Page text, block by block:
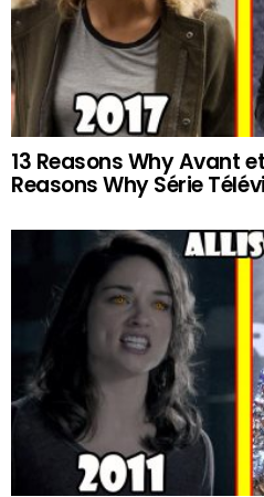
13 Reasons Why Avant
Reasons Why Série